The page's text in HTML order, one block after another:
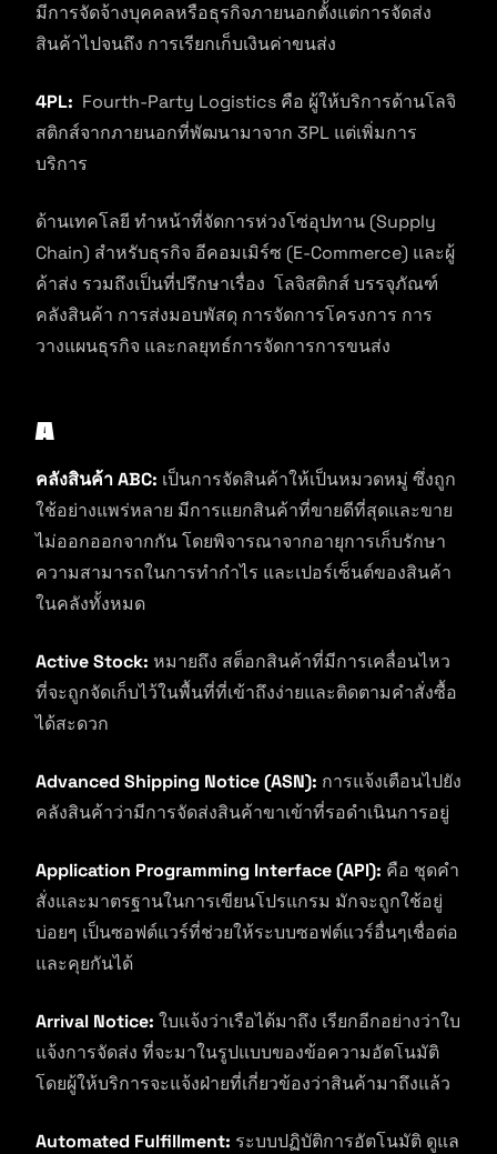
มีการจัดจ้างบุคคลหรือธุรกิจภายนอกตั้งแต่การจัดส่ง
สินค้าไปจนถึง การเรียกเก็บเงินค่าขนส่ง
4PL: Fourth-Party Logistics คือ ผู้ให้บริการด้านโลจิ
สติกส์จากภายนอกที่พัฒนามาจาก 3PL แต่เพิ่มการ
บริการ
ด้านเทคโลยี ทำหน้าที่จัดการห่วงโซ่อุปทาน (Supply
Chain) สำหรับธุรกิจ อีคอมเมิร์ซ (E-Commerce) และผู้
ค้าส่ง รวมถึงเป็นที่ปรึกษาเรื่อง โลจิสติกส์ บรรจุภัณฑ์
คลังสินค้า การส่งมอบพัสดุ การจัดการโครงการ การ
วางแผนธุรกิจ และกลยุทธ์การจัดการการขนส่ง
A
คลังสินค้า ABC: เป็นการจัดสินค้าให้เป็นหมวดหมู่ ซึ่งถูก
ใช้อย่างแพร่หลาย มีการแยกสินค้าที่ขายดีที่สุดและขาย
ไม่ออกออกจากกัน โดยพิจารณาจากอายุการเก็บรักษา
ความสามารถในการทำกำไร และเปอร์เซ็นต์ของสินค้า
ในคลังทั้งหมด
Active Stock: หมายถึง สต็อกสินค้าที่มีการเคลื่อนไหว
ที่จะถูกจัดเก็บไว้ในพื้นที่ที่เข้าถึงง่ายและติดตามคำสั่งซื้อ
ได้สะดวก
Advanced Shipping Notice (ASN): การแจ้งเตือนไปยัง
คลังสินค้าว่ามีการจัดส่งสินค้าขาเข้าที่รอดำเนินการอยู่
Application Programming Interface (API): คือ ชุดคำ
สั่งและมาตรฐานในการเขียนโปรแกรม มักจะถูกใช้อยู่
บ่อยๆ เป็นซอฟต์แวร์ที่ช่วยให้ระบบซอฟต์แวร์อื่นๆเชื่อต่อ
และคุยกันได้
Arrival Notice: ใบแจ้งว่าเรือได้มาถึง เรียกอีกอย่างว่าใบ
แจ้งการจัดส่ง ที่จะมาในรูปแบบของข้อความอัตโนมัติ
โดยผู้ให้บริการจะแจ้งฝ่ายที่เกี่ยวข้องว่าสินค้ามาถึงแล้ว
Automated Fulfillment: ระบบปฏิบัติการอัตโนมัติ ดูแล